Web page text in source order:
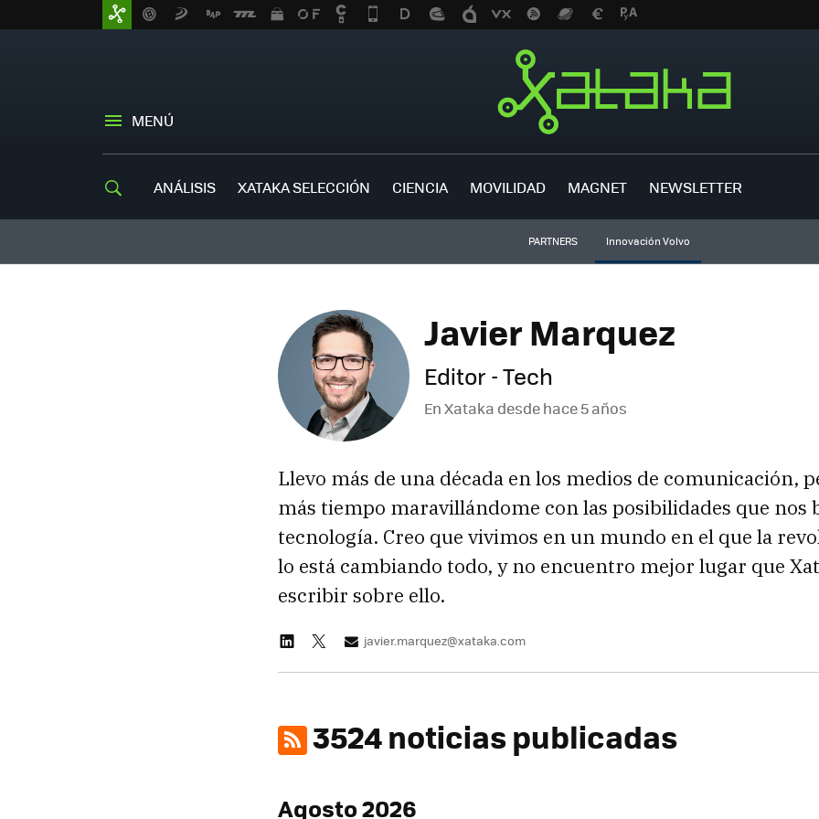
MENÚ
ANÁLISIS XATAKA SELECCIÓN CIENCIA MOVILIDAD MAGNET NEWSLETTER
PARTNERS Innovación Volvo
Javier Marquez
Editor - Tech
En Xataka desdehace 5 años
Llevo más de una década en los medios de comunicación,
más tiempo maravillándome con las posibilidades que nos
tecnología. Creo que vivimos en un mundo en el que la
lo está cambiando todo, y no encuentro mejor lugar que
escribir sobre ello.
javier.marquez@xataka.com
3524 noticias publicadas
Agosto 2026